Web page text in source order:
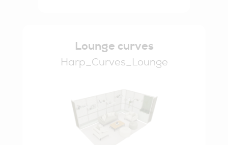
Lounge curves
Harp_Curves_Lounge